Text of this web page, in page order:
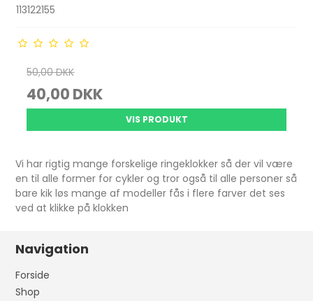
113122155
50,00 DKK
40,00 DKK
VIS PRODUKT
Vi har rigtig mange forskelige ringeklokker så der vil være
en til alle former for cykler og tror også til alle personer så
bare kik løs mange af modeller fås i flere farver det ses
ved at klikke på klokken
Navigation
Forside
Shop